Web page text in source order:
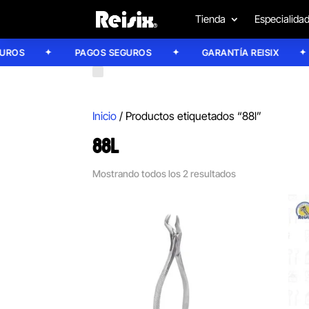
Tienda
PAGOS SEGUROS GARANTÍA REISIX
Inicio / Productos etiquetados “88l”
88L
Mostrando todos los 2 resultados